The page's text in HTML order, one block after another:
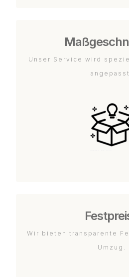
Unser Service wird
angepasst.
Wir bieten transparente
Umzug.